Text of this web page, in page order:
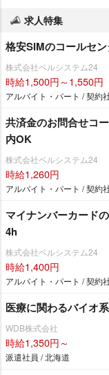
求人特集
格安SIMのコールセ
株式会社ベルシステム24
時給1,500円～1,550円
アルバイト・パート / 契約
共済金のお問合せコ
内OK
株式会社ベルシステム24
時給1,260円
アルバイト・パート / 契約
マイナンバーカード
4h
株式会社ベルシステム24
時給1,400円
アルバイト・パート / 契約
医療に関わるバイオ
WDB株式会社
時給1,350円～
派遣社員 / 北海道